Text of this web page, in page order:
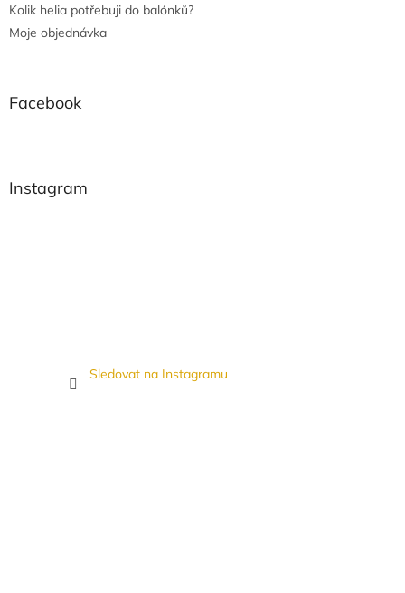
Kolik helia potřebuji do balónků?
Moje objednávka
Facebook
Instagram
Sledovat na Instagramu